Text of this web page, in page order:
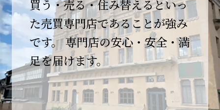
平素より格別のご愛顧を賜り、誠にありがとう
ございます。
誠に勝手ながら、弊社開業10周年イベント開催
の為、
４月２６日(日)は臨時休業とさせていただきま
す。
これもひとえに皆様のご支援の賜物と、心より感謝申し上
げます。
買う・売る・住み替えるといっ
た売買専門店であることが強み
です。 専門店の安心・安全・満
足を届けます。